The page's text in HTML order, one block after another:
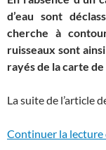
d’eau sont
cherche à
ruisseaux sont
rayés de la carte
La suite de l’article
Continuer la lecture